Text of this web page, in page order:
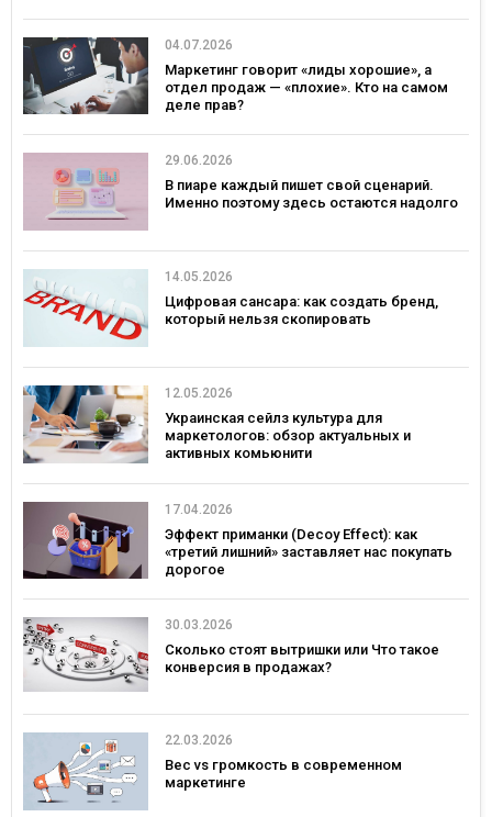
04.07.2026
Маркетинг говорит «лиды хорошие», а
отдел продаж — «плохие». Кто на самом
деле прав?
29.06.2026
В пиаре каждый пишет свой сценарий.
Именно поэтому здесь остаются надолго
14.05.2026
Цифровая сансара: как создать бренд,
который нельзя скопировать
12.05.2026
Украинская сейлз культура для
маркетологов: обзор актуальных и
активных комьюнити
17.04.2026
Эффект приманки (Decoy Effect): как
«третий лишний» заставляет нас покупать
дорогое
30.03.2026
Сколько стоят вытришки или Что такое
конверсия в продажах?
22.03.2026
Вес vs громкость в современном
маркетинге